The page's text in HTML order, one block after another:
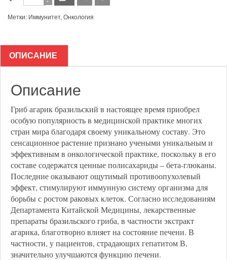
Метки: Иммунитет, Онкология
ОПИСАНИЕ
Описание
Гриб агарик бразильский в настоящее время приобрел
особую популярность в медицинской практике многих
стран мира благодаря своему уникальному составу. Это
сенсационное растение признано учеными уникальным и
эффективным в онкологической практике, поскольку в его
составе содержатся ценные полисахариды – бета-глюканы.
Последние оказывают ощутимый противоопухолевый
эффект, стимулируют иммунную систему организма для
борьбы с ростом раковых клеток. Согласно исследованиям
Департамента Китайской Медицины, лекарственные
препараты бразильского гриба, в частности экстракт
агарика, благотворно влияет на состояние печени. В
частности, у пациентов, страдающих гепатитом В,
значительно улучшаются функцию печени.